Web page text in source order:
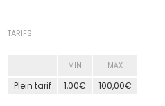
TARIFS
MIN MAX
Plein tarif 1,00€ 100,00€